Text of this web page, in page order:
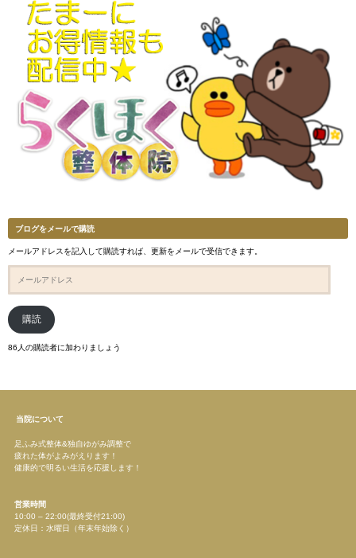
ブログをメールで購読
メールアドレスを記入して購読すれば、更新をメールで受信できます。
ル
ア
ド
レ
購読
86人の購読者に加わりましょう
当院について
足ふみ式整体&独自ゆがみ調整で
疲れた体がよみがえります！
健康的で明るい生活を応援します！
営業時間
10:00 – 22:00(最終受付21:00)
定休日：水曜日（年末年始除く）